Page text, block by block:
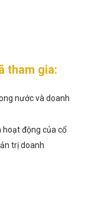
tham gia:
nước và doanh
hoạt động của cổ
trị doanh